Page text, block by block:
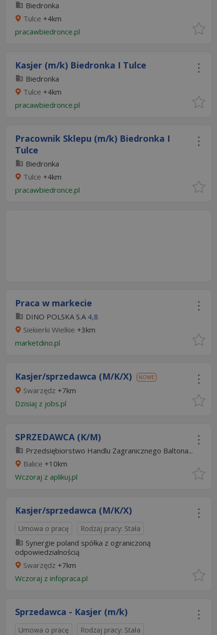
Biedronka
Tulce +4km
pracawbiedronce.pl
Kasjer (m/k) Biedronka I Tulce
Biedronka
Tulce +4km
pracawbiedronce.pl
Pracownik Sklepu (m/k) Biedronka I
Tulce
Biedronka
Tulce +4km
pracawbiedronce.pl
Praca w markecie
DINO POLSKA S.A 4,8
Siekierki Wielkie +3km
marketdino.pl
Kasjer/sprzedawca (M/K/X) NOWE
Swarzędz +7km
Dzisiaj z jobs.pl
SPRZEDAWCA (K/M)
Przedsiębiorstwo Handlu Zagranicznego Baltona...
Balice +10km
Wczoraj z aplikuj.pl
Kasjer/sprzedawca (M/K/X)
Umowa o pracę Rodzaj pracy: Stała
Synergie poland spółka z ograniczoną
odpowiedzialnością
Swarzędz +7km
Wczoraj z infopraca.pl
Sprzedawca - Kasjer (m/k)
Umowa o pracę Rodzaj pracy: Stała